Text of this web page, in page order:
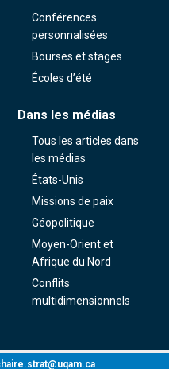
Conférences
personnalisées
Bourses et stages
Écoles d’été
Dans les médias
Tous les articles dans
les médias
États-Unis
Missions de paix
Géopolitique
Moyen-Orient et
Afrique du Nord
Conflits
multidimensionnels